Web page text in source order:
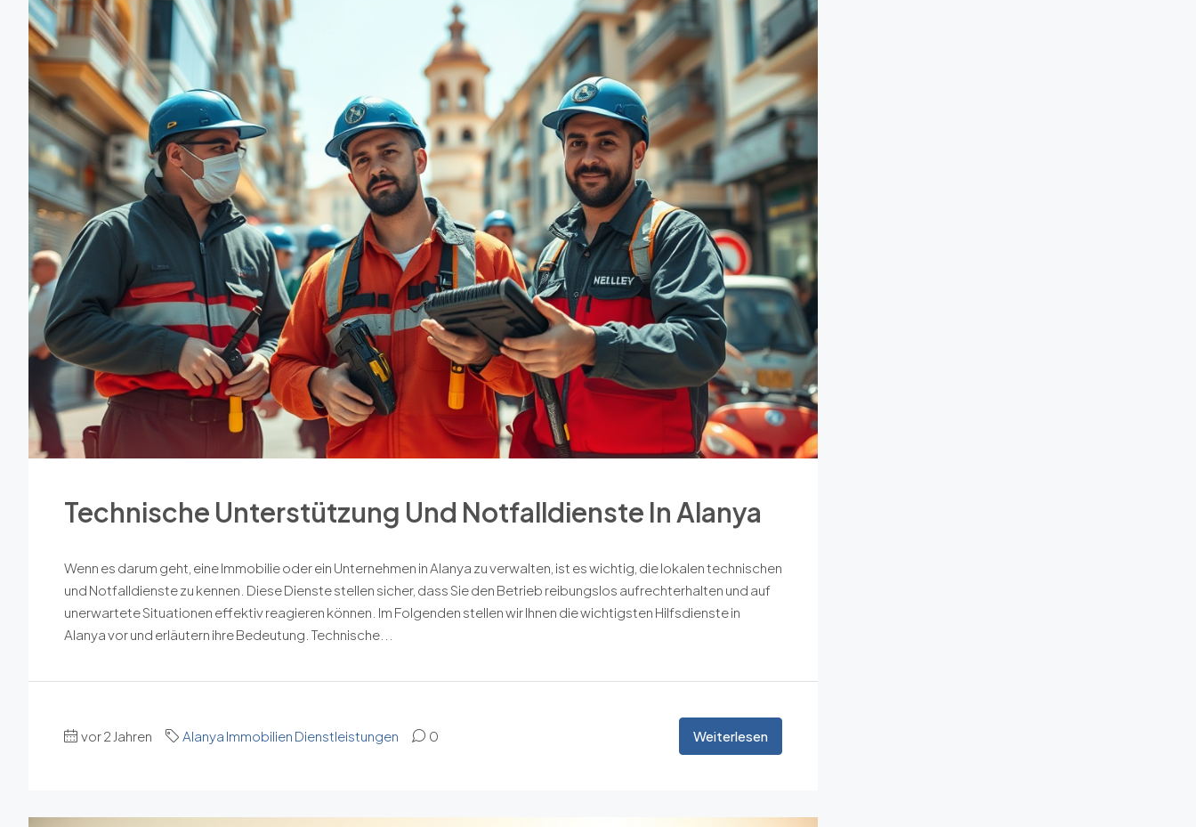
Technische Unterstützung Und Notfalldienste In Alanya
Wenn es darum geht, eine Immobilie oder ein Unternehmen in Alanya zu verwalten, ist es wichtig, die lokalen technischen
und Notfalldienste zu kennen. Diese Dienste stellen sicher, dass Sie den Betrieb reibungslos aufrechterhalten und auf
unerwartete Situationen effektiv reagieren können. Im Folgenden stellen wir Ihnen die wichtigsten Hilfsdienste in
Alanya vor und erläutern ihre Bedeutung. Technische...
vor 2 Jahren Alanya Immobilien Dienstleistungen 0 Weiterlesen